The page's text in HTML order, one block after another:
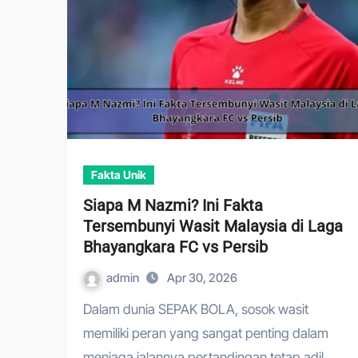
Fakta Unik
Siapa M Nazmi? Ini Fakta
Tersembunyi Wasit Malaysia di Laga
Bhayangkara FC vs Persib
admin Apr 30, 2026
Dalam dunia SEPAK BOLA, sosok wasit
memiliki peran yang sangat penting dalam